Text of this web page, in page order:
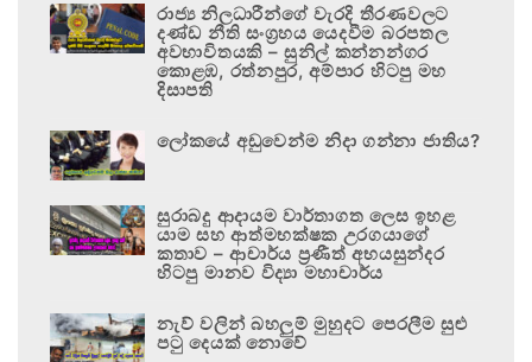
රාජ්‍ය නිලධාරීන්ගේ වැරදි තීරණවලට
දණ්ඩ නීති සංග්‍රහය යෙදවීම බරපතල
අවභාවිතයකි – සුනිල් කන්නන්ගර
කොළඹ, රත්නපුර, අම්පාර හිටපු මහ
දිසාපති
ලෝකයේ අඩුවෙන්ම නිදා ගන්නා ජාතිය?
සුරාබදු ආදායම වාර්තාගත ලෙස ඉහළ
යාම සහ ආත්මභක්ෂක උරගයාගේ
කතාව – ආචාර්ය ප්‍රණීත් අභයසුන්දර
හිටපු මානව විද්‍යා මහාචාර්ය
නැව් වලින් බහලුම් මුහුදට පෙරලීම සුළු
පටු දෙයක් නොවේ